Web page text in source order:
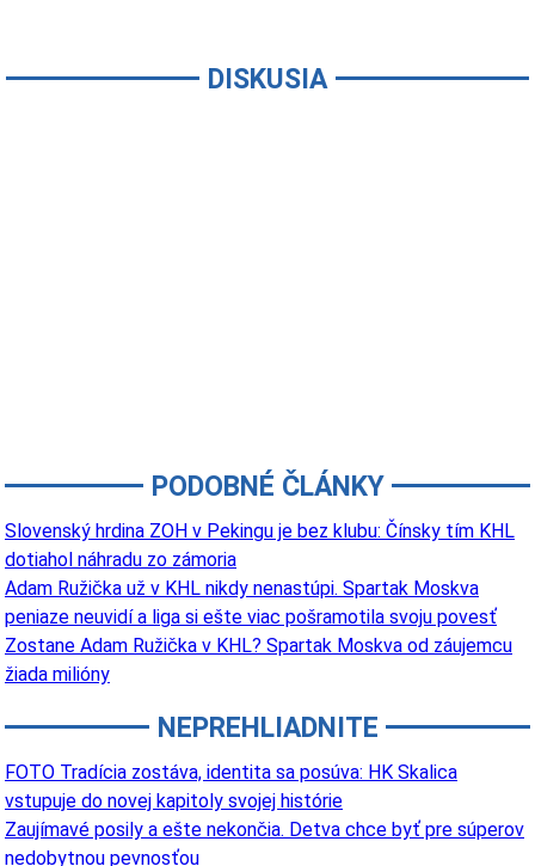
DISKUSIA
PODOBNÉ ČLÁNKY
Slovenský hrdina ZOH v Pekingu je bez klubu: Čínsky tím KHL
dotiahol náhradu zo zámoria
Adam Ružička už v KHL nikdy nenastúpi. Spartak Moskva
peniaze neuvidí a liga si ešte viac pošramotila svoju povesť
Zostane Adam Ružička v KHL? Spartak Moskva od záujemcu
žiada milióny
NEPREHLIADNITE
FOTO Tradícia zostáva, identita sa posúva: HK Skalica
vstupuje do novej kapitoly svojej histórie
Zaujímavé posily a ešte nekončia. Detva chce byť pre súperov
nedobytnou pevnosťou